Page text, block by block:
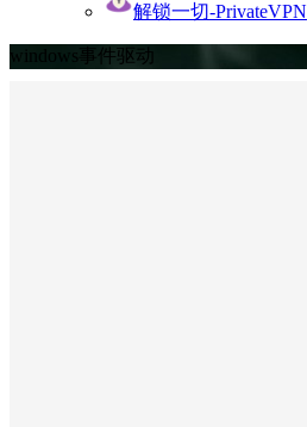
解锁一切-PrivateVPN
windows事件驱动